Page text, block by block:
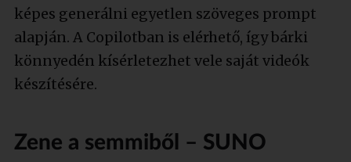
képes generálni egyetlen szöveges prompt
alapján. A Copilotban is elérhető, így bárki
könnyedén kísérletezhet vele saját videók
készítésére.
Zene a semmiből – SUNO